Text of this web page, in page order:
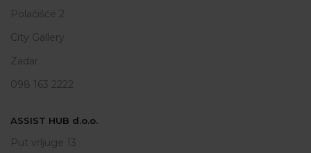
Polačišće 2
City Gallery
Zadar
098 163 2222
ASSIST HUB d.o.o.
Put vrljuge 13